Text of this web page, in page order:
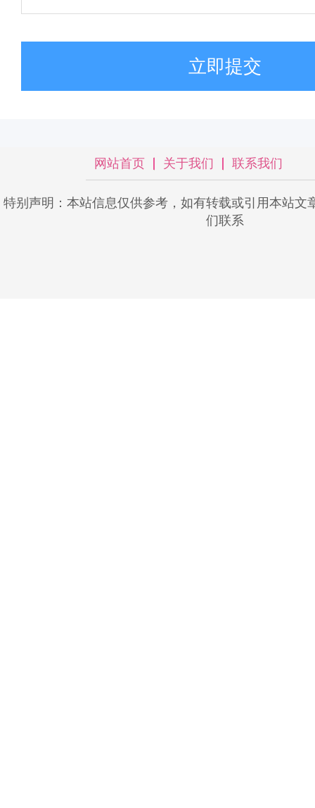
立即提交
网站首页 关于我们 联系我们
特别声明：本站信息仅供参考，如有转载或引用本站文
们联系